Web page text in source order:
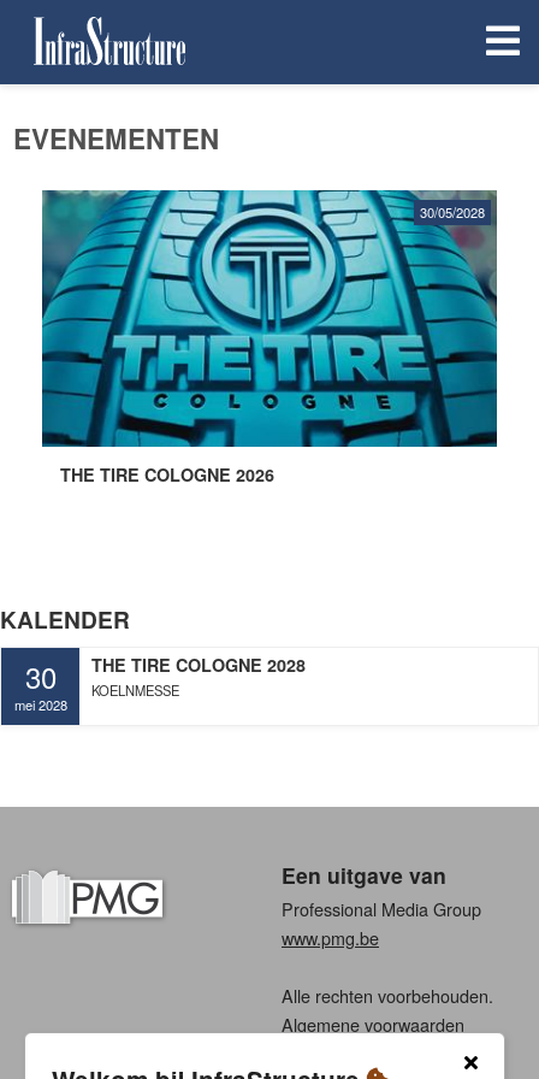
EVENEMENTEN
THE TIRE COLOGNE 2026
30/05/2028
KALENDER
30
mei 2028
THE TIRE COLOGNE 2028
KOELNMESSE
Een uitgave van
Professional Media Group
www.pmg.be
Alle rechten voorbehouden.
Algemene voorwaarden